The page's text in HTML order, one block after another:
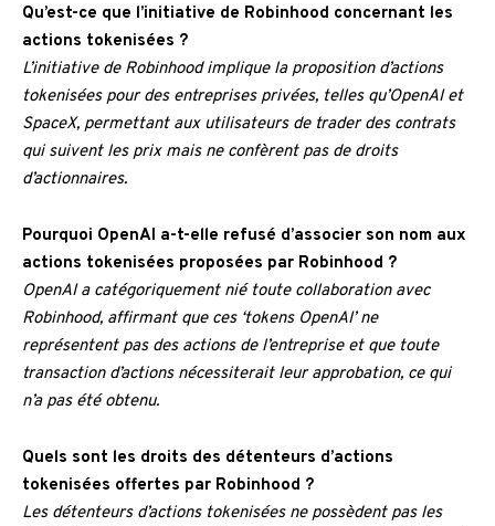
Qu’est-ce que l’initiative de Robinhood concernant les
actions tokenisées ?
L’initiative de Robinhood implique la proposition d’actions
tokenisées pour des entreprises privées, telles qu’OpenAI et
SpaceX, permettant aux utilisateurs de trader des contrats
qui suivent les prix mais ne confèrent pas de droits
d’actionnaires.
Pourquoi OpenAI a-t-elle refusé d’associer son nom aux
actions tokenisées proposées par Robinhood ?
OpenAI a catégoriquement nié toute collaboration avec
Robinhood, affirmant que ces ‘tokens OpenAI’ ne
représentent pas des actions de l’entreprise et que toute
transaction d’actions nécessiterait leur approbation, ce qui
n’a pas été obtenu.
Quels sont les droits des détenteurs d’actions
tokenisées offertes par Robinhood ?
Les détenteurs d’actions tokenisées ne possèdent pas les